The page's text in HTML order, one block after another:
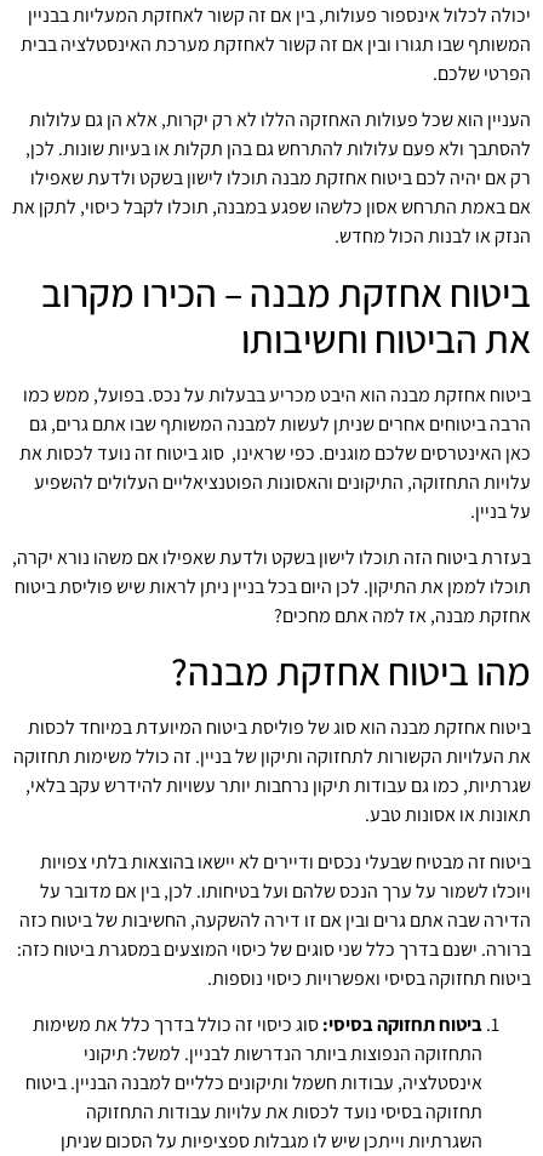
יכולה לכלול אינספור פעולות, בין אם זה קשור לאחזקת המעליות בבניין
המשותף שבו תגורו ובין אם זה קשור לאחזקת מערכת האינסטלציה בבית
הפרטי שלכם.
העניין הוא שכל פעולות האחזקה הללו לא רק יקרות, אלא הן גם עלולות
להסתבך ולא פעם עלולות להתרחש גם בהן תקלות או בעיות שונות. לכן,
רק אם יהיה לכם ביטוח אחזקת מבנה תוכלו לישון בשקט ולדעת שאפילו
אם באמת התרחש אסון כלשהו שפגע במבנה, תוכלו לקבל כיסוי, לתקן את
הנזק או לבנות הכול מחדש.
ביטוח אחזקת מבנה – הכירו מקרוב
את הביטוח וחשיבותו
ביטוח אחזקת מבנה הוא היבט מכריע בבעלות על נכס. בפועל, ממש כמו
הרבה ביטוחים אחרים שניתן לעשות למבנה המשותף שבו אתם גרים, גם
כאן האינטרסים שלכם מוגנים. כפי שראינו, סוג ביטוח זה נועד לכסות את
עלויות התחזוקה, התיקונים והאסונות הפוטנציאליים העלולים להשפיע
על בניין.
בעזרת ביטוח הזה תוכלו לישון בשקט ולדעת שאפילו אם משהו נורא יקרה,
תוכלו לממן את התיקון. לכן היום בכל בניין ניתן לראות שיש פוליסת ביטוח
אחזקת מבנה, אז למה אתם מחכים?
מהו ביטוח אחזקת מבנה?
ביטוח אחזקת מבנה הוא סוג של פוליסת ביטוח המיועדת במיוחד לכסות
את העלויות הקשורות לתחזוקה ותיקון של בניין. זה כולל משימות תחזוקה
שגרתיות, כמו גם עבודות תיקון נרחבות יותר עשויות להידרש עקב בלאי,
תאונות או אסונות טבע.
ביטוח זה מבטיח שבעלי נכסים ודיירים לא יישאו בהוצאות בלתי צפויות
ויוכלו לשמור על ערך הנכס שלהם ועל בטיחותו. לכן, בין אם מדובר על
הדירה שבה אתם גרים ובין אם זו דירה להשקעה, החשיבות של ביטוח כזה
ברורה. ישנם בדרך כלל שני סוגים של כיסוי המוצעים במסגרת ביטוח כזה:
ביטוח תחזוקה בסיסי ואפשרויות כיסוי נוספות.
ביטוח תחזוקה בסיסי:סוג כיסוי זה כולל בדרך כלל את משימות
התחזוקה הנפוצות ביותר הנדרשות לבניין. למשל: תיקוני
אינסטלציה, עבודות חשמל ותיקונים כלליים למבנה הבניין. ביטוח
תחזוקה בסיסי נועד לכסות את עלויות עבודות התחזוקה
השגרתיות וייתכן שיש לו מגבלות ספציפיות על הסכום שניתן